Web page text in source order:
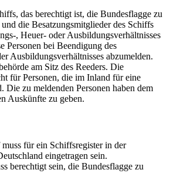
das berechtigt ist, die Bundesflagge zu
die Besatzungsmitglieder des Schiffs
, Heuer- oder Ausbildungsverhältnisses
Personen bei Beendigung des
Ausbildungsverhältnisses abzumelden.
am Sitz des Reeders. Die
für Personen, die im Inland für eine
Die zu meldenden Personen haben dem
Auskünfte zu geben.
für ein Schiffsregister in der
eingetragen sein.
berechtigt sein, die Bundesflagge zu